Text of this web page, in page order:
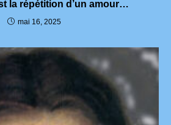
la répétition d’un amour…
mai 16, 2025